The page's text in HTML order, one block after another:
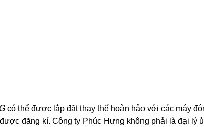
có thể được lắp đặt thay thế hoàn hảo với các máy
đăng kí. Công ty Phúc Hưng không phải là đại lý